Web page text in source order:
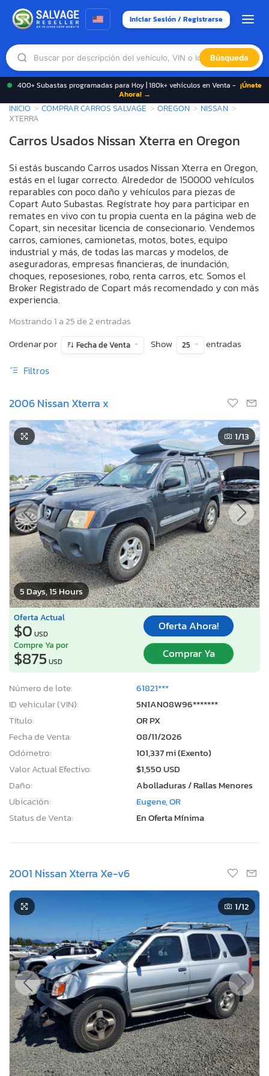
Iniciar Sesión / Registrarse
Búsqueda
400+ Subastas programadas para Hoy | 180k+ vehículos en Venta - ¡Únete
Ahora! →
INICIO COMPRAR CARROS SALVAGE OREGON
NISSAN
XTERRA
Carros Usados Nissan Xterra en Oregon
Si estás buscando Carros usados Nissan Xterra en Oregon,
estás en el lugar correcto. Alrededor de 150000 vehículos
reparables con poco daño y vehículos para piezas de
Copart Auto Subastas. Regístrate hoy para participar en
remates en vivo con tu propia cuenta en la página web de
Copart, sin necesitar licencia de consecionario. Vendemos
carros, camiones, camionetas, motos, botes, equipo
industrial y más, de todas las marcas y modelos, de
aseguradoras, empresas financieras, de inundación,
choques, reposesiones, robo, renta carros, etc. Somos el
Broker Registrado de Copart más recomendado y con más
experiencia.
Mostrando 1 a 25 de 2 entradas
Ordenar por
Fecha de Venta Show 25 entradas
Filtros
2006 Nissan Xterra x
5 Days, 15 Hours
1/13
Oferta Actual
$0 USD
Oferta Ahora!
Compre Ya por
$875USD
Comprar Ya
Número de lote:
61821***
ID vehicular (VIN):
5N1AN08W96*******
Título:
OR PX
Fecha de Venta:
08/11/2026
Odómetro:
101,337 mi (Exento)
Valor Actual Efectivo:
$1,550 USD
Daño:
Abolladuras / Rallas Menores
Ubicación:
Eugene, OR
Status de Venta:
En Oferta Mínima
2001 Nissan Xterra Xe-v6
1/12